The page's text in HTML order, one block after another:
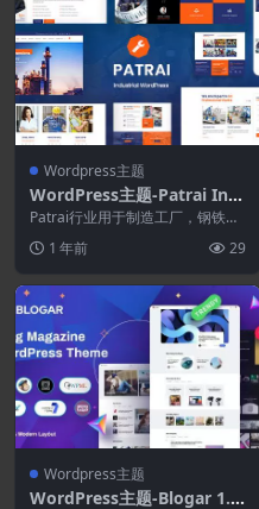
Wordpress主题
WordPress主题-Patrai Ind
ustry 2.6-工业WordPress主
题
Patrai行业用于制造工厂，钢铁
行业，石油和天然...
1 年前 29
Wordpress主题
WordPress主题-Blogar 1.3.